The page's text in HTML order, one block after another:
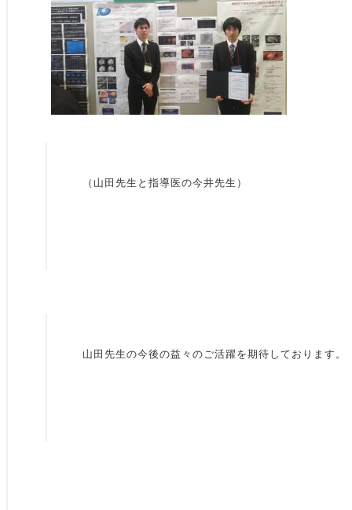
（山田先生と指導医の今井先生）
山田先生の今後の益々のご活躍を期待しております。